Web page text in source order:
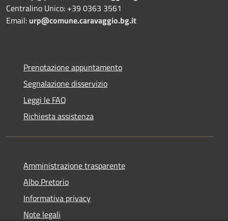
Centralino Unico: +39 0363 3561
Email: urp@comune.caravaggio.bg.it
Prenotazione appuntamento
Segnalazione disservizio
Leggi le FAQ
Richiesta assistenza
Amministrazione trasparente
Albo Pretorio
Informativa privacy
Note legali